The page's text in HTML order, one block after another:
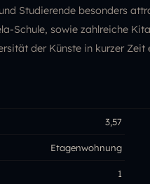
Studierende besonders
Schule, sowie zahlreiche
der Künste in kurzer Zeit
3,57
Etagenwohnung
1